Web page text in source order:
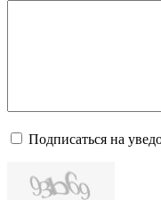
Подписаться на